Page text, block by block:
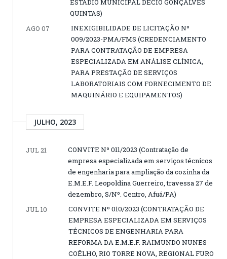
ESTÁDIO MUNICIPAL DÉCIO GONÇALVES
QUINTAS)
AGO 07
INEXIGIBILIDADE DE LICITAÇÃO Nº
009/2023-PMA/FMS (CREDENCIAMENTO
PARA CONTRATAÇÃO DE EMPRESA
ESPECIALIZADA EM ANÁLISE CLÍNICA,
PARA PRESTAÇÃO DE SERVIÇOS
LABORATORIAIS COM FORNECIMENTO DE
MAQUINÁRIO E EQUIPAMENTOS)
JULHO, 2023
JUL 21
CONVITE Nº 011/2023 (Contratação de
empresa especializada em serviços técnicos
de engenharia para ampliação da cozinha da
E.M.E.F. Leopoldina Guerreiro, travessa 27 de
dezembro, S/Nº. Centro, Afuá/PA)
JUL 10
CONVITE Nº 010/2023 (CONTRATAÇÃO DE
EMPRESA ESPECIALIZADA EM SERVIÇOS
TÉCNICOS DE ENGENHARIA PARA
REFORMA DA E.M.E.F. RAIMUNDO NUNES
COÊLHO, RIO TORRE NOVA, REGIONAL FURO